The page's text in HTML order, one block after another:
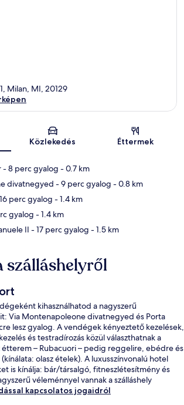
Térkép
Milan, MI, 20129
Közlekedés Éttermek
- 8 perc gyalog - 0.7 km
divatnegyed - 9 perc gyalog - 0.8 km
perc gyalog - 1.4 km
gyalog - 1.4 km
II - 17 perc gyalog - 1.5 km
szálláshelyről
kihasználhatod a nagyszerű
Via Montenapoleone divatnegyed és Porta
lesz gyalog. A vendégek kényeztető kezelések,
és testradírozás közül választhatnak a
étterem – Rubacuori – pedig reggelire, ebédre és
olasz ételek). A luxusszínvonalú hotel
is kínálja: bár/társalgó, fitneszlétesítmény és
véleménnyel vannak a szálláshely
személyzet és a szálláshely általános
kapcsolatos jogaidról